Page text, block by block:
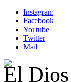
Instagram
Facebook
Youtube
Twitter
Mail
El